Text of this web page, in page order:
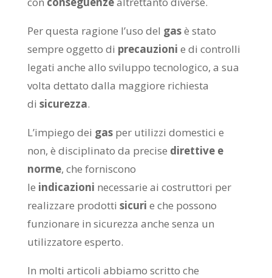
Per questa ragione l’uso del gasè stato
sempre oggetto di precauzioni e di controlli
legati anche allo sviluppo tecnologico, a sua
volta dettato dalla maggiore richiesta
di sicurezza.
L’impiego dei gas per utilizzi domestici e
non, è disciplinato da precise direttive e
norme, che forniscono
le indicazioni necessarie ai costruttori per
realizzare prodotti sicuri e che possono
funzionare in sicurezza anche senza un
utilizzatore esperto.
In molti articoli abbiamo scritto che